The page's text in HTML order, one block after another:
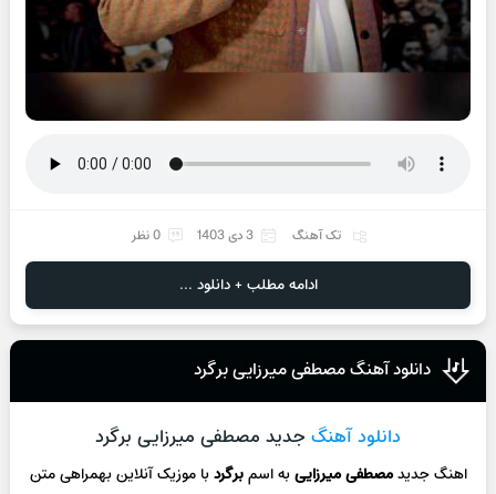
تک آهنگ 3 دی 1403 0 نظر
ادامه مطلب + دانلود ...
دانلود آهنگ مصطفی میرزایی برگرد
دانلود آهنگ جدید مصطفی میرزایی برگرد
اهنگ جدیدمصطفی میرزاییبه اسمبرگردبا موزیک آنلاینبهمراهی متن